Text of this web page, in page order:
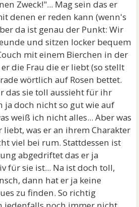
Zweck!"... Mag sein das er
denen er reden kann (wenn's
da ist genau der Punkt: Wir
und sitzen locker bequem
mit einem Bierchen in der
die Frau die er liebt (so stellt
wörtlich auf Rosen bettet.
das sie toll aussieht für ihr
ja doch nicht so gut wie auf
weiß ich nicht alles... Aber was
was er an ihrem Charakter
viel bei rum. Stattdessen ist
abgedriftet das er ja
für sie ist... Na ist doch toll,
dann hat er ja keine
zu finden. So richtig